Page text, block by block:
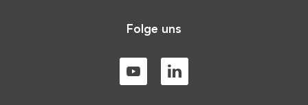
Folge uns